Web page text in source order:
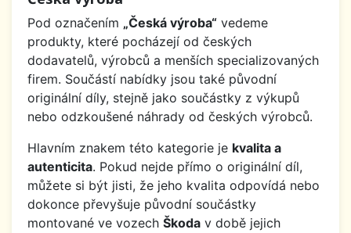
Pod označením „Česká výroba“ vedeme
produkty, které pocházejí od českých
dodavatelů, výrobců a menších specializovaných
firem. Součástí nabídky jsou také původní
originální díly, stejně jako součástky z výkupů
nebo odzkoušené náhrady od českých výrobců.
Hlavním znakem této kategorie je kvalita a
autenticita. Pokud nejde přímo o originální díl,
můžete si být jisti, že jeho kvalita odpovídá nebo
dokonce převyšuje původní součástky
montované ve vozech Škoda v době jejich